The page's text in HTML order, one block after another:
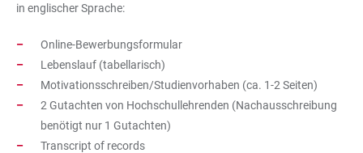
in englischer Sprache:
Online-Bewerbungsformular
Lebenslauf (tabellarisch)
Motivationsschreiben/Studienvorhaben (ca. 1-2 Seiten)
2 Gutachten von Hochschullehrenden (Nachausschreibung
benötigt nur 1 Gutachten)
Transcript of records